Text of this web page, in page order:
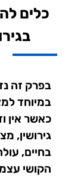
כלים
בפרק זה
במיוחד
כאשר אין
גירושין,
בחיים,
הקושי